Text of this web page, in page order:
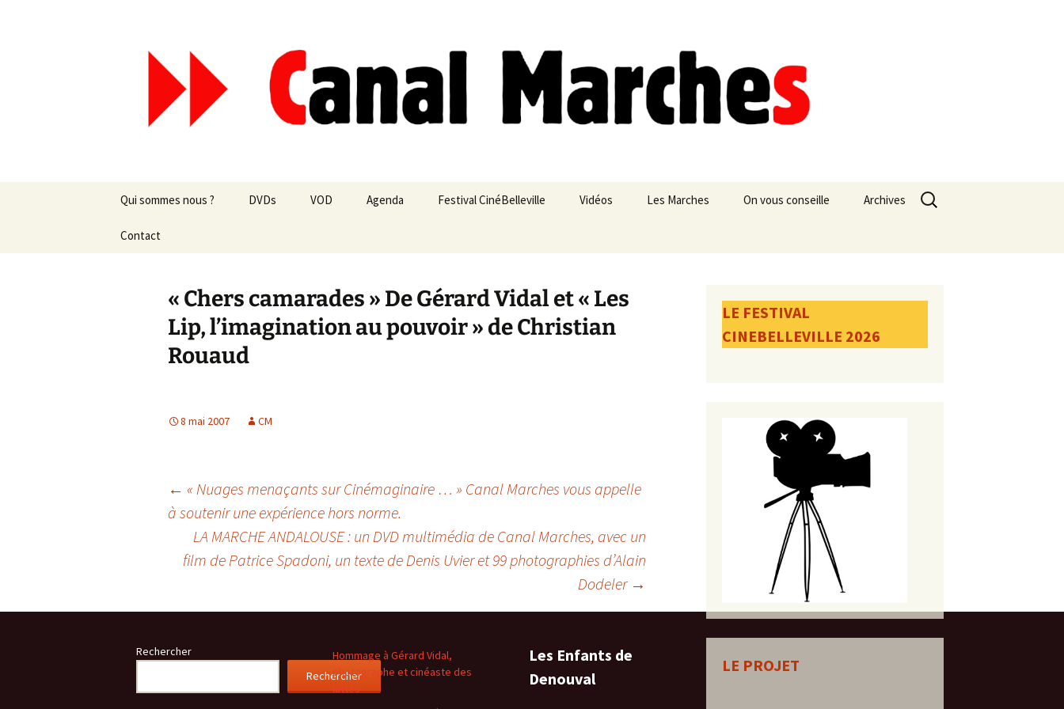
Canal Marches
Qui sommes nous ?
Les revues de presse
Les projets
DVDs VOD Agenda Festival CinéBelleville Vidéos Les Marches On vous conseille Archives
Contact
Rechercher :
« Chers camarades » De Gérard Vidal et « Les
Lip, l’imagination au pouvoir » de Christian
Rouaud
8 mai 2007 CM
Navigation
articles
← « Nuages menaçants sur Cinémaginaire … » Canal Marches vous appelle
à soutenir une expérience hors norme.
LA MARCHE ANDALOUSE : un DVD multimédia de Canal Marches, avec un
film de Patrice Spadoni, un texte de Denis Uvier et 99 photographies d’Alain
Dodeler →
LE FESTIVAL
CINEBELLEVILLE 2026
LE PROJET
Rechercher
Rechercher
Hommage à Gérard Vidal,
photographe et cinéaste des
luttes
Les Enfants de
Denouval